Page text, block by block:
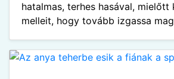
hatalmas, terhes hasával, mielőtt
melleit, hogy tovább izgassa